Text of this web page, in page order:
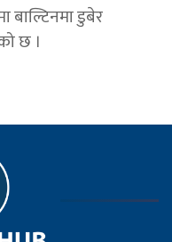
बाल्टिनमा डुबेर
छ ।